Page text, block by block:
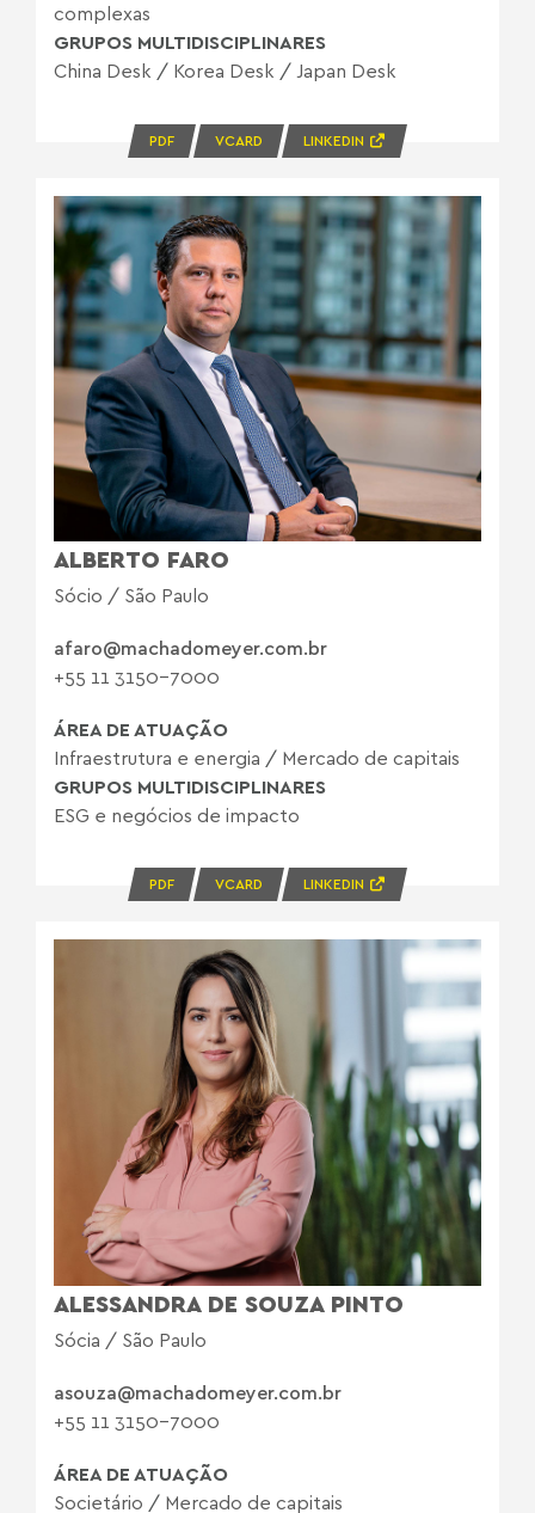
complexas
GRUPOS MULTIDISCIPLINARES
China Desk / Korea Desk / Japan Desk
PDF VCARD LINKEDIN
ALBERTO FARO
Sócio / São Paulo
afaro@machadomeyer.com.br
+55 11 3150-7000
ÁREA DE ATUAÇÃO
Infraestrutura e energia / Mercado de capitais
GRUPOS MULTIDISCIPLINARES
ESG e negócios de impacto
PDF VCARD LINKEDIN
ALESSANDRA DE SOUZA PINTO
Sócia / São Paulo
asouza@machadomeyer.com.br
+55 11 3150-7000
ÁREA DE ATUAÇÃO
Societário / Mercado de capitais